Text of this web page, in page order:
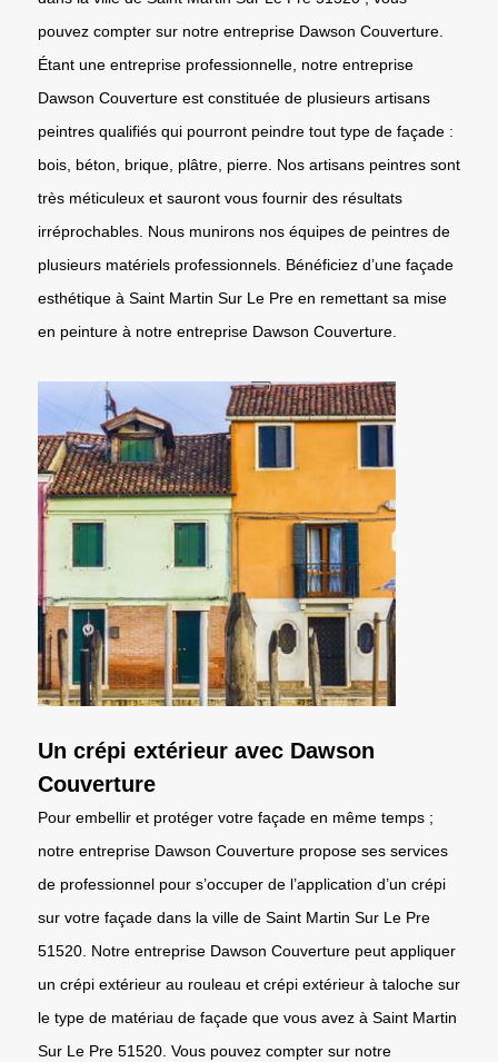
pouvez compter sur notre entreprise Dawson Couverture.
Étant une entreprise professionnelle, notre entreprise
Dawson Couverture est constituée de plusieurs artisans
peintres qualifiés qui pourront peindre tout type de façade :
bois, béton, brique, plâtre, pierre. Nos artisans peintres sont
très méticuleux et sauront vous fournir des résultats
irréprochables. Nous munirons nos équipes de peintres de
plusieurs matériels professionnels. Bénéficiez d’une façade
esthétique à Saint Martin Sur Le Pre en remettant sa mise
en peinture à notre entreprise Dawson Couverture.
Un crépi extérieur avec Dawson
Couverture
Pour embellir et protéger votre façade en même temps ;
notre entreprise Dawson Couverture propose ses services
de professionnel pour s’occuper de l’application d’un crépi
sur votre façade dans la ville de Saint Martin Sur Le Pre
51520. Notre entreprise Dawson Couverture peut appliquer
un crépi extérieur au rouleau et crépi extérieur à taloche sur
le type de matériau de façade que vous avez à Saint Martin
Sur Le Pre 51520. Vous pouvez compter sur notre